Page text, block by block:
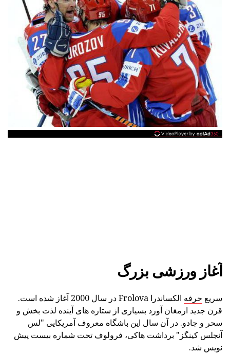
آغاز ورزشی بزرگ
سریع حرفه
الکساندرا Frolova در سال 2000 آغاز شده است.
قرن جدید ارمغان آورد بسیاری از ستاره های آینده لذت بخش و
سحر و جادو. در آن سال این باشگاه معروف آمریکایی "لس
آنجلس کینگز" برداشت هاکی، فرولوف تحت شماره بیست پیش
نویس شد.